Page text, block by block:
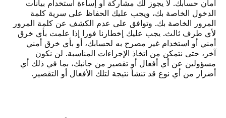
أمان حسابك. لا يجوز لك مشاركة أو إساءة استخدام بيانات
الدخول الخاصة بك، ويجب عليك الحفاظ على سرية كلمة
المرور الخاصة بك. وتوافق على عدم الكشف عن كلمة المرور
لأي طرف ثالث. يجب عليك إخطارنا فورا إذا علمت بأي خرق
أمني أو استخدام غير مصرح به لحسابك، أو بأي خرق أمني
آخر، حتى نتمكن من اتخاذ الإجراءات المناسبة. لن نكون
مسؤولين عن أي أفعال أو تقصير من جانبك، بما في ذلك أي
أضرار من أي نوع قد تنشأ نتيجة لتلك الأفعال أو التقصير.